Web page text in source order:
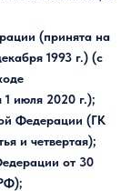
(принята на
1993 г.) (с
1 июля 2020 г.);
Федерации (ГК
и четвертая);
от 30